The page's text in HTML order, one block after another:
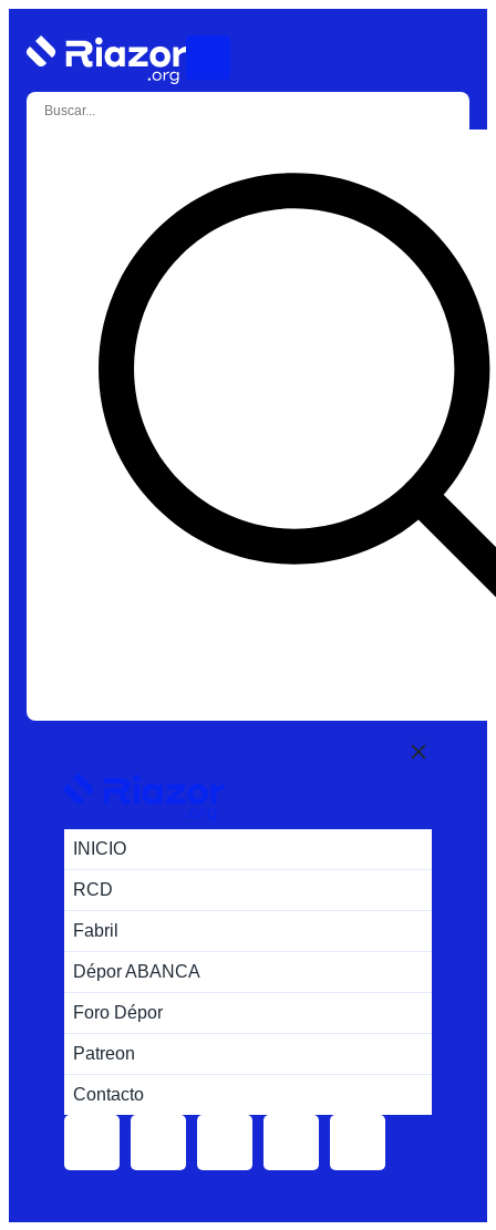
INICIO
RCD
Fabril
Dépor ABANCA
Foro Dépor
Patreon
Contacto